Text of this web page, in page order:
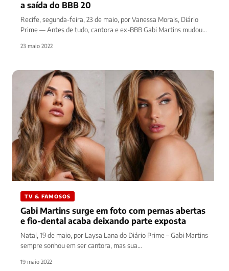
a saída do BBB 20
Recife, segunda-feira, 23 de maio, por Vanessa Morais, Diário
Prime — Antes de tudo, cantora e ex-BBB Gabi Martins mudou…
23 maio 2022
TV & FAMOSOS
Gabi Martins surge em foto com pernas abertas
e fio-dental acaba deixando parte exposta
Natal, 19 de maio, por Laysa Lana do Diário Prime – Gabi Martins
sempre sonhou em ser cantora, mas sua…
19 maio 2022